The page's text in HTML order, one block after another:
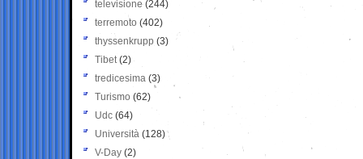
televisione(244)
terremoto (402)
thyssenkrupp (3)
Tibet(2)
tredicesima (3)
Turismo (62)
Udc (64)
Università (128)
V-Day (2)